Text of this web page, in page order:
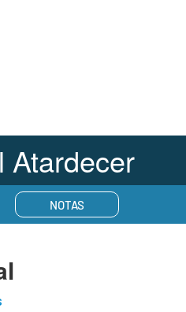
Atardecer
NOTAS